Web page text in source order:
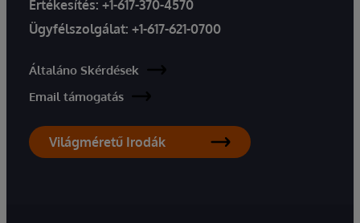
Értékesítés: +1-617-370-4570
Ügyfélszolgálat: +1-617-621-0700
Általáno Skérdések
Email támogatás
Világméretű Irodák